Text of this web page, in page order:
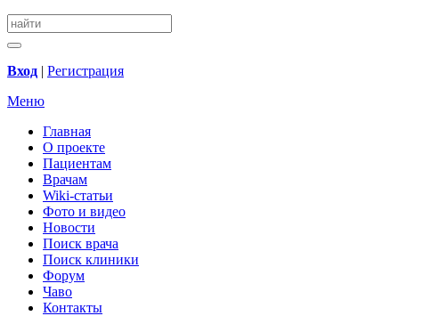
Вход | Регистрация
Меню
Главная
О проекте
Пациентам
Врачам
Wiki-статьи
Фото и видео
Новости
Поиск врача
Поиск клиники
Форум
Чаво
Контакты